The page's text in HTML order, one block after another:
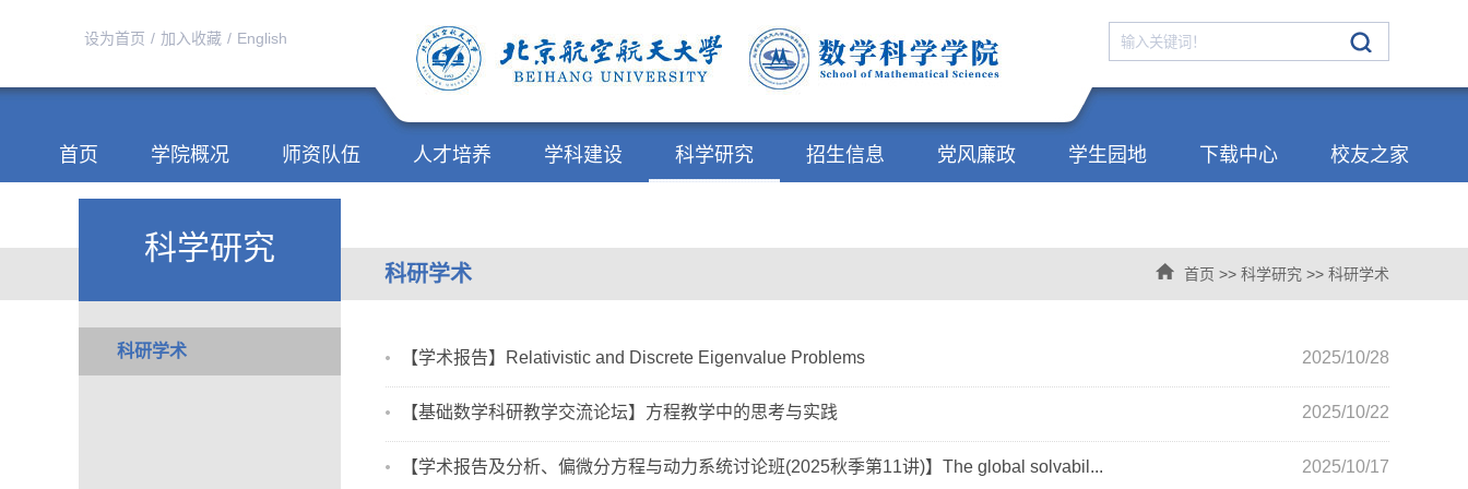
设为首页 / 加入收藏 / English
首页 学院概况 师资队伍 人才培养 学科建设 科学研究 招生信息 党风廉政 学生园地 下载中心 校友之家
科学研究
科研学术 首页 >> 科学研究 >> 科研学术
科研学术 【学术报告】Relativistic and Discrete Eigenvalue Problems 2025/10/28
【基础数学科研教学交流论坛】方程教学中的思考与实践 2025/10/22
【学术报告及分析、偏微分方程与动力系统讨论班(2025秋季第11讲)】The global solvabil... 2025/10/17